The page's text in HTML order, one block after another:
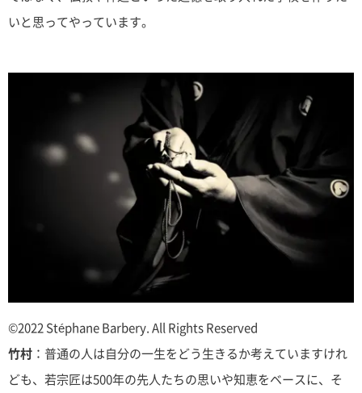
いと思ってやっています。
©︎2022 Stéphane Barbery. All Rights Reserved
竹村 ：普通の人は自分の一生をどう生きるか考えていますけれ
ども、若宗匠は500年の先人たちの思いや知恵をベースに、そ